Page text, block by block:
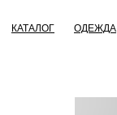
ОДЕЖДА
КАТАЛОГ